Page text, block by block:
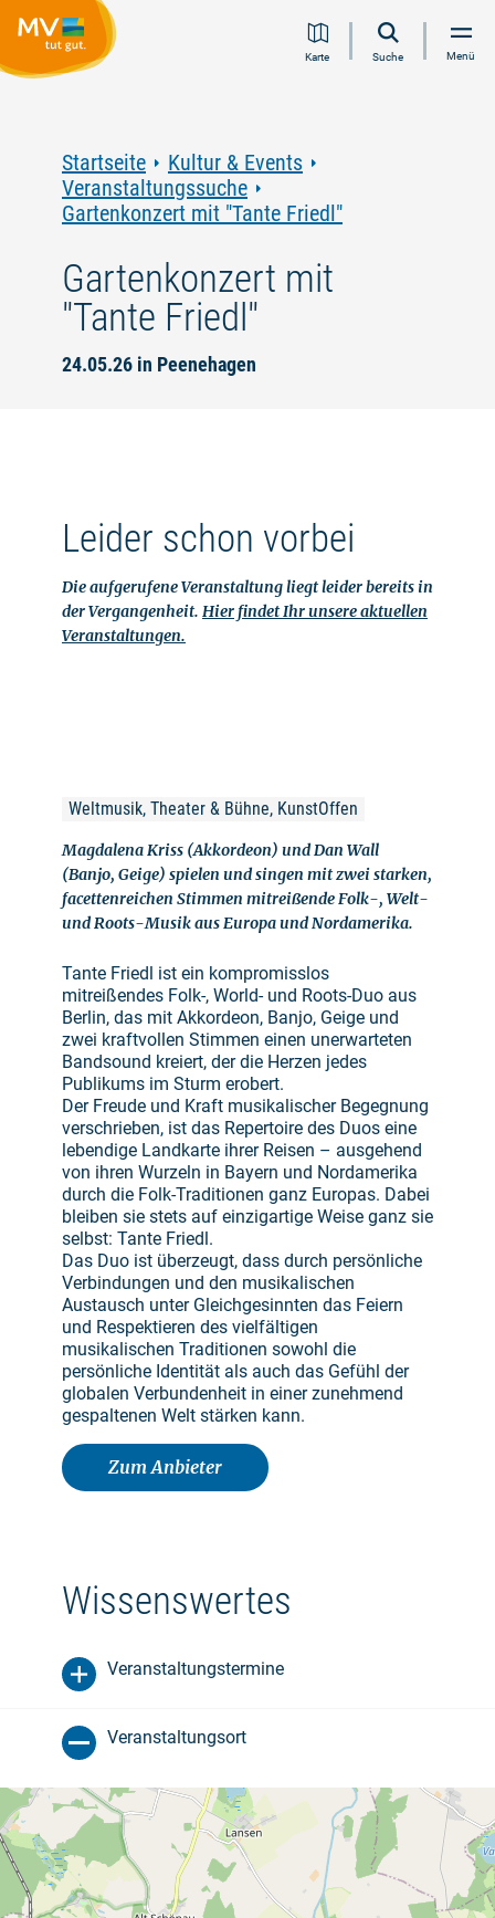
Inhalt
Navigation
Volltextsuche
FooterKarte Suche Menü
Startseite
Kultur & Events
Veranstaltungssuche
Gartenkonzert mit "Tante Friedl"
Gartenkonzert mit
"Tante Friedl"
24.05.26 in Peenehagen
Leider schon vorbei
Die aufgerufene Veranstaltung liegt leider bereits in
der Vergangenheit. Hier findet Ihr unsere aktuellen
Veranstaltungen.
Weltmusik, Theater & Bühne, KunstOffen
Magdalena Kriss (Akkordeon) und Dan Wall
(Banjo, Geige) spielen und singen mit zwei starken,
facettenreichen Stimmen mitreißende Folk-, Welt-
und Roots-Musik aus Europa und Nordamerika.
Tante Friedl ist ein kompromisslos
mitreißendes Folk-, World- und Roots-Duo aus
Berlin, das mit Akkordeon, Banjo, Geige und
zwei kraftvollen Stimmen einen unerwarteten
Bandsound kreiert, der die Herzen jedes
Publikums im Sturm erobert.
Der Freude und Kraft musikalischer Begegnung
verschrieben, ist das Repertoire des Duos eine
lebendige Landkarte ihrer Reisen – ausgehend
von ihren Wurzeln in Bayern und Nordamerika
durch die Folk-Traditionen ganz Europas. Dabei
bleiben sie stets auf einzigartige Weise ganz sie
selbst: Tante Friedl.
Das Duo ist überzeugt, dass durch persönliche
Verbindungen und den musikalischen
Austausch unter Gleichgesinnten das Feiern
und Respektieren des vielfältigen
musikalischen Traditionen sowohl die
persönliche Identität als auch das Gefühl der
globalen Verbundenheit in einer zunehmend
gespaltenen Welt stärken kann.
Zum Anbieter
Wissenswertes
Veranstaltungstermine
Veranstaltungsort